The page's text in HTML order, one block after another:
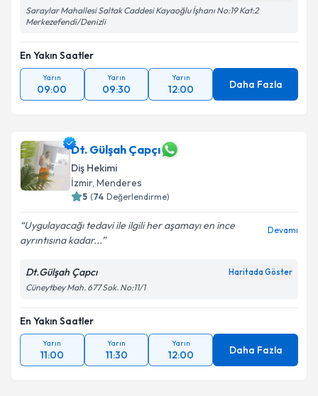
Saraylar Mahallesi Saltak Caddesi Kayaoğlu İşhanı No:19 Kat:2
Merkezefendi/Denizli
En Yakın Saatler
Yarın
09:00
Yarın
09:30
Yarın
12:00 Daha Fazla
Dt. Gülşah Çapçı
Diş Hekimi
İzmir, Menderes
5 (74 Değerlendirme)
Uygulayacağı tedavi ile ilgili her aşamayı en ince
ayrıntısına kadar...
Devamı
Dt.Gülşah Çapcı Haritada Göster
Cüneytbey Mah. 677 Sok. No:11/1
En Yakın Saatler
Yarın
11:00
Yarın
11:30
Yarın
12:00 Daha Fazla